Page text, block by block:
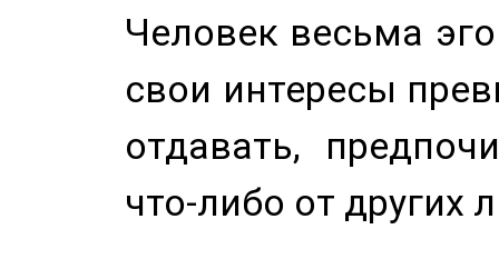
Человек весьма
свои интересы
отдавать,
что-либо от других